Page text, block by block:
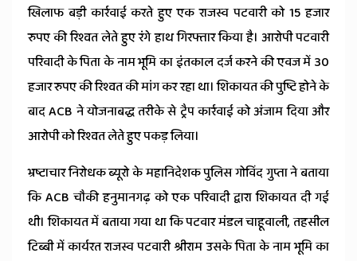
खिलाफ बड़ी कार्रवाई करते हुए एक राजस्व पटवारी को 15 हजार
रुपए की रिश्वत लेते हुए रंगे हाथ गिरफ्तार किया है। आरोपी पटवारी
परिवादी के पिता के नाम भूमि का इंतकाल दर्ज करने की एवज में 30
हजार रुपए की रिश्वत की मांग कर रहा था। शिकायत की पुष्टि होने के
बाद ACB ने योजनाबद्ध तरीके से ट्रैप कार्रवाई को अंजाम दिया और
आरोपी को रिश्वत लेते हुए पकड़ लिया।
भ्रष्टाचार निरोधक ब्यूरो के महानिदेशक पुलिस गोविंद गुप्ता ने बताया
कि ACB चौकी हनुमानगढ़ को एक परिवादी द्वारा शिकायत दी गई
थी। शिकायत में बताया गया था कि पटवार मंडल चाहूवाली, तहसील
टिब्बी में कार्यरत राजस्व पटवारी श्रीराम उसके पिता के नाम भूमि का